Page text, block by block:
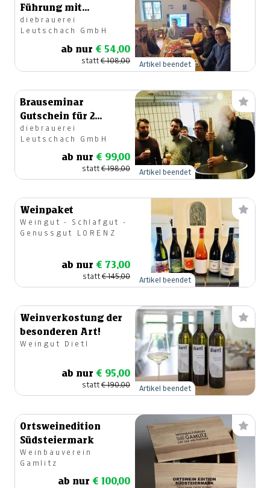
Führung mit
Bierverkostung &
Weißwurstessen
diebrauerei
Leutschach GmbH
ab nur € 54,00
statt€ 108,00 Artikel beendet
Brauseminar
Gutschein für 2
Personen
diebrauerei
Leutschach GmbH
ab nur € 99,00
statt€ 198,00 Artikel beendet
Weinpaket
Weingut - Schlafgut -
Genussgut LORENZ
ab nur € 73,00
statt€ 145,00 Artikel beendet
Weinverkostung der
besonderen Art!
Weingut Dietl
ab nur € 95,00
statt€ 190,00 Artikel beendet
Ortsweinedition
Südsteiermark
Weinbauverein
Gamlitz
ab nur € 100,00